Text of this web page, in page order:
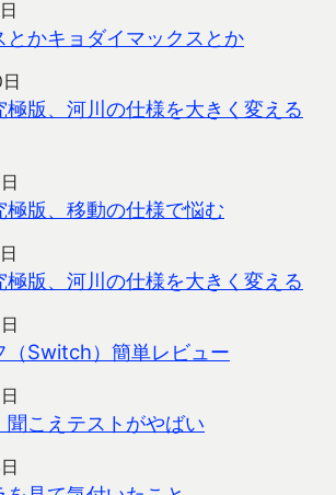
とかキョダイマックスとか
極版、河川の仕様を大きく変える
極版、移動の仕様で悩む
極版、河川の仕様を大きく変える
（Switch）簡単レビュー
聞こえテストがやばい